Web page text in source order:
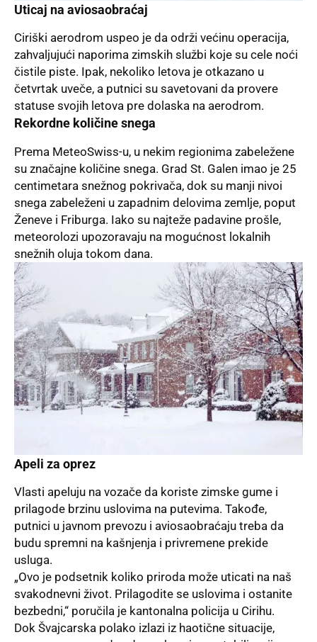
Uticaj na aviosaobraćaj
Ciriški aerodrom uspeo je da održi većinu operacija,
zahvaljujući naporima zimskih službi koje su cele noći
čistile piste. Ipak, nekoliko letova je otkazano u
četvrtak uveče, a putnici su savetovani da provere
statuse svojih letova pre dolaska na aerodrom.
Rekordne količine snega
Prema MeteoSwiss-u, u nekim regionima zabeležene
su značajne količine snega. Grad St. Galen imao je 25
centimetara snežnog pokrivača, dok su manji nivoi
snega zabeleženi u zapadnim delovima zemlje, poput
Ženeve i Friburga. Iako su najteže padavine prošle,
meteorolozi upozoravaju na mogućnost lokalnih
snežnih oluja tokom dana.
Apeli za oprez
Vlasti apeluju na vozače da koriste zimske gume i
prilagode brzinu uslovima na putevima. Takođe,
putnici u javnom prevozu i aviosaobraćaju treba da
budu spremni na kašnjenja i privremene prekide
usluga.
„Ovo je podsetnik koliko priroda može uticati na naš
svakodnevni život. Prilagodite se uslovima i ostanite
bezbedni,“ poručila je kantonalna policija u Cirihu.
Dok Švajcarska polako izlazi iz haotične situacije,